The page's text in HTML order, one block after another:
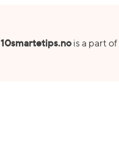
10smartetips.nois a part of